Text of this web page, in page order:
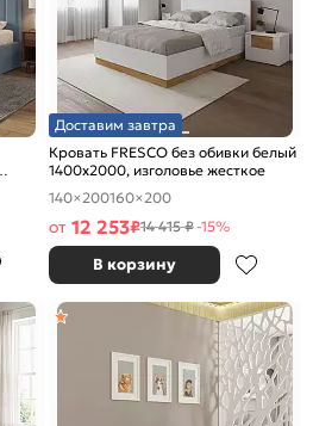
Доставим завтра
Кровать FRESCO без обивки белый
1400x2000, изголовье жесткое
140×200160×200
от 12 253₽14 415 ₽-15%
В корзину